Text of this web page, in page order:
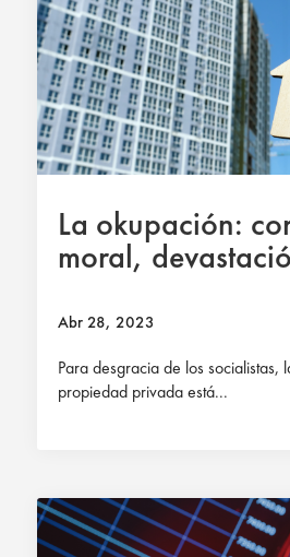
La okupación:
moral,
Abr 28, 2023
Para desgracia de los socialistas,
propiedad privada está...